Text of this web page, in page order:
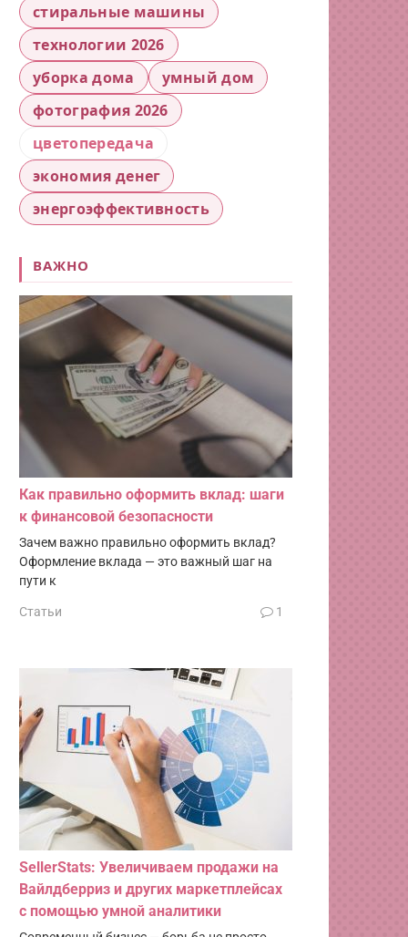
стиральные машины
технологии 2026
уборка дома
умный дом
фотография 2026
цветопередача
экономия денег
энергоэффективность
ВАЖНО
Как правильно оформить вклад: шаги
к финансовой безопасности
Зачем важно правильно оформить вклад?
Оформление вклада — это важный шаг на
пути к
Статьи 1
SellerStats: Увеличиваем продажи на
Вайлдберриз и других маркетплейсах
с помощью умной аналитики